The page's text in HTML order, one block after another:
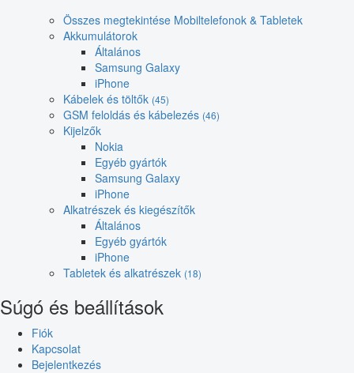
Összes megtekintése Mobiltelefonok & Tabletek
Akkumulátorok
Általános
Samsung Galaxy
iPhone
Kábelek és töltők (45)
GSM feloldás és kábelezés (46)
Kijelzők
Nokia
Egyéb gyártók
Samsung Galaxy
iPhone
Alkatrészek és kiegészítők
Általános
Egyéb gyártók
iPhone
Tabletek és alkatrészek (18)
Súgó és beállítások
Fiók
Kapcsolat
Bejelentkezés